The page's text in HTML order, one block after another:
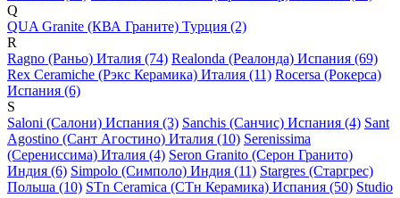
Q
QUA Granite (КВА Граните) Турция (2)
R
Ragno (Раньо) Италия (74) Realonda (Реалонда) Испания (69)
Rex Ceramiche (Рэкс Керамика) Италия (11) Rocersa (Рокерса)
Испания (6)
S
Saloni (Салони) Испания (3) Sanchis (Санчис) Испания (4) Sant
Agostino (Сант Агостино) Италия (10) Serenissima
(Серениссима) Италия (4) Seron Granito (Серон Гранито)
Индия (6) Simpolo (Симполо) Индия (11) Stargres (Старгрес)
Польша (10) STn Ceramica (СТн Керамика) Испания (50) Studio